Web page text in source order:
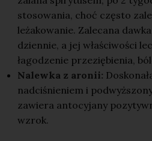
stosowania, choć często
leżakowanie. Zalecana
dziennie, a jej właściwości
łagodzenie przeziębienia,
Nalewka z aronii:
nadciśnieniem i
zawiera antocyjany
wzrok.